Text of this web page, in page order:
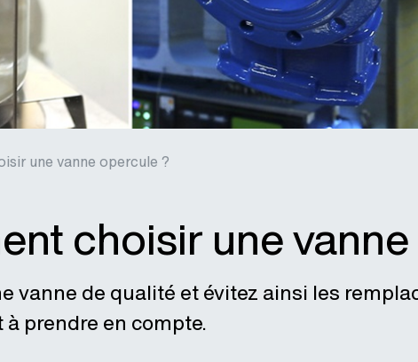
une vanne opercule ?
choisir une
vanne de qualité et évitez ainsi les
prendre en compte.